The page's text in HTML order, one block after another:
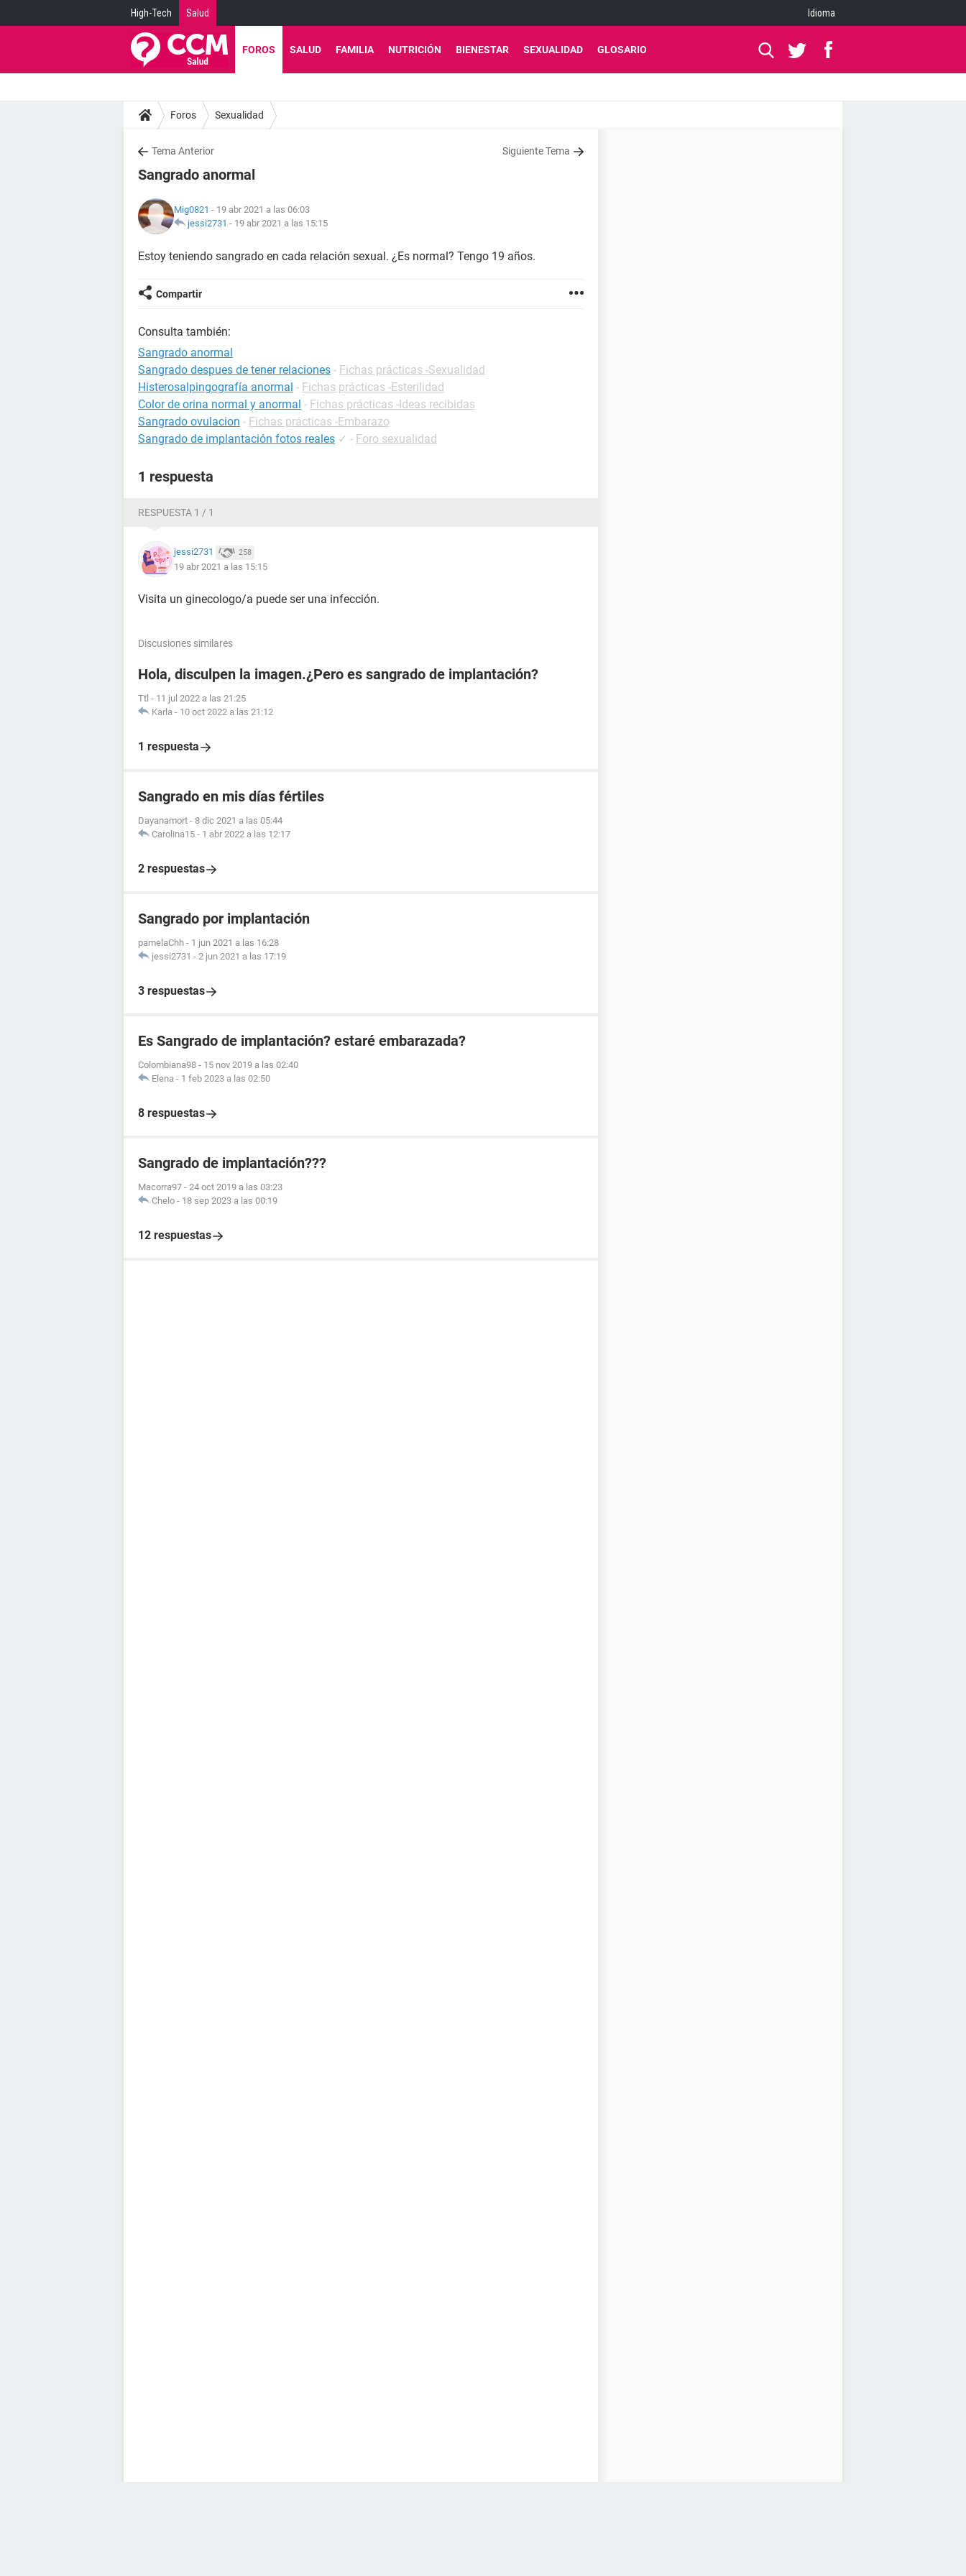
High-Tech Salud Idioma
FOROS SALUD FAMILIA NUTRICIÓN BIENESTAR SEXUALIDAD GLOSARIO
Foros Sexualidad
Tema Anterior Siguiente Tema
Sangrado anormal
Mig0821 - 19 abr 2021 a las 06:03
jessi2731 - 19 abr 2021 a las 15:15
Estoy teniendo sangrado en cada relación sexual. ¿Es normal? Tengo 19 años.
Compartir
Consulta también:
Sangrado anormal
Sangrado despues de tener relaciones - Fichas prácticas -Sexualidad
Histerosalpingografía anormal - Fichas prácticas -Esterilidad
Color de orina normal y anormal - Fichas prácticas -Ideas recibidas
Sangrado ovulacion - Fichas prácticas -Embarazo
Sangrado de implantación fotos reales ✓ - Foro sexualidad
1 respuesta
RESPUESTA 1 / 1
jessi2731 258
19 abr 2021 a las 15:15
Visita un ginecologo/a puede ser una infección.
Discusiones similares
Hola, disculpen la imagen.¿Pero es sangrado de implantación?
Ttl - 11 jul 2022 a las 21:25
Karla - 10 oct 2022 a las 21:12
1 respuesta
Sangrado en mis días fértiles
Dayanamort - 8 dic 2021 a las 05:44
Carolina15 - 1 abr 2022 a las 12:17
2 respuestas
Sangrado por implantación
pamelaChh - 1 jun 2021 a las 16:28
jessi2731 - 2 jun 2021 a las 17:19
3 respuestas
Es Sangrado de implantación? estaré embarazada?
Colombiana98 - 15 nov 2019 a las 02:40
Elena - 1 feb 2023 a las 02:50
8 respuestas
Sangrado de implantación???
Macorra97 - 24 oct 2019 a las 03:23
Chelo - 18 sep 2023 a las 00:19
12 respuestas